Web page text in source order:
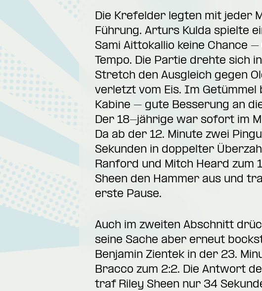
Die Krefelder legten mit jeder
Führung. Arturs Kulda spielte
Sami Aittokallio keine Chance
Tempo. Die Partie drehte sich
Stretch den Ausgleich gegen
verletzt vom Eis. Im Getümmel
Kabine – gute Besserung an
Der 18-jährige war sofort im
Da ab der 12. Minute zwei
Sekunden in doppelter
Ranford und Mitch Heard zum
Sheen den Hammer aus und
erste Pause.
Auch im zweiten Abschnitt
seine Sache aber erneut
Benjamin Zientek in der 23.
Bracco zum 2:2. Die Antwort
traf Riley Sheen nur 34